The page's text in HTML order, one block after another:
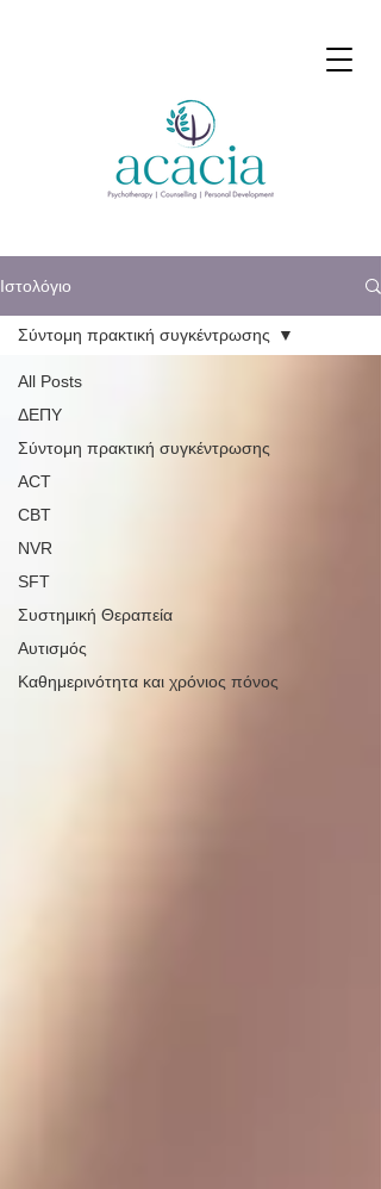
Ιστολόγιο
All Posts
ΔΕΠΥ
Σύντομη πρακτική συγκέντρωσης
ACT
CBT
NVR
SFT
Συστημική Θεραπεία
Αυτισμός
Καθημερινότητα και χρόνιος πόνος
Σύντομη πρακτική συγκέντρωσης